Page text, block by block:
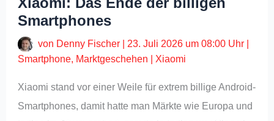
Smartphones
von Denny Fischer 23. Juli 2026 um 08:00 Uhr
Smartphone, Marktgeschehen Xiaomi
Xiaomi stand vor einer Weile für extrem billige Android-
Smartphones, damit hatte man Märkte wie Europa und